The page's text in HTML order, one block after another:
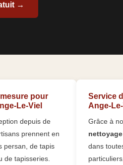
→
pour
Le-Viel
depuis de
prennent en
persan, de tapis
de tapisseries.
Service
Ange-
Grâce à
dans